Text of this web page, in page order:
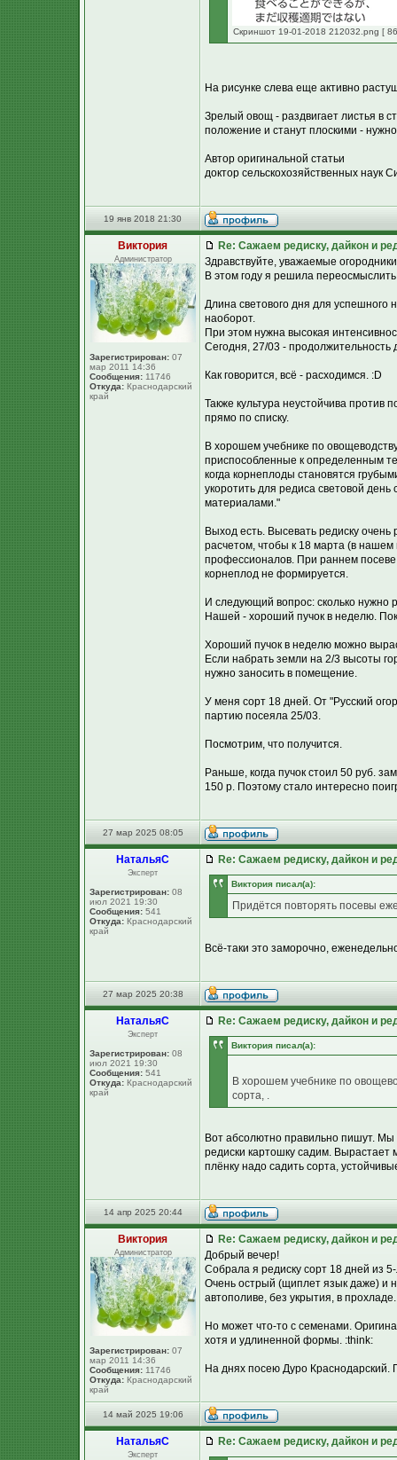
Скриншот 19-01-2018 212032.png [
На рисунке слева еще активно
Зрелый овощ - раздвигает листья в
положение и станут плоскими -
Автор оригинальной статьи
доктор сельскохозяйственных наук
19 янв 2018 21:30
Виктория
Администратор
Зарегистрирован: 07
мар 2011 14:36
Сообщения: 11746
Откуда: Краснодарский
край
Re: Сажаем редиску, дайкон и
Здравствуйте, уважаемые
В этом году я решила
Длина светового дня для успешного
наоборот.
При этом нужна высокая
Сегодня, 27/03 - продолжительность
Как говорится, всё - расходимся. :D
Также культура неустойчива против
прямо по списку.
В хорошем учебнике по
приспособленные к определенным
когда корнеплоды становятся
укоротить для редиса световой
материалами."
Выход есть. Высевать редиску
расчетом, чтобы к 18 марта (в
профессионалов. При раннем посеве
корнеплод не формируется.
И следующий вопрос: сколько нужно
Нашей - хороший пучок в неделю.
Хороший пучок в неделю можно
Если набрать земли на 2/3 высоты
нужно заносить в помещение.
У меня сорт 18 дней. От "Русский
партию посеяла 25/03.
Посмотрим, что получится.
Раньше, когда пучок стоил 50 руб.
150 р. Поэтому стало интересно
27 мар 2025 08:05
НатальяС
Эксперт
Зарегистрирован: 08
июл 2021 19:30
Сообщения: 541
Откуда: Краснодарский
край
Re: Сажаем редиску, дайкон и
Виктория писал(а):
Придётся повторять посевы
Всё-таки это заморочно,
27 мар 2025 20:38
НатальяС
Эксперт
Зарегистрирован: 08
июл 2021 19:30
Сообщения: 541
Откуда: Краснодарский
край
Re: Сажаем редиску, дайкон и
Виктория писал(а):
В хорошем учебнике по
сорта, .
Вот абсолютно правильно пишут. Мы
редиски картошку садим. Вырастает
плёнку надо садить сорта,
14 апр 2025 20:44
Виктория
Администратор
Зарегистрирован: 07
мар 2011 14:36
Сообщения: 11746
Откуда: Краснодарский
край
Re: Сажаем редиску, дайкон и
Добрый вечер!
Собрала я редиску сорт 18 дней из
Очень острый (щиплет язык даже) и
автополиве, без укрытия, в прохладе.
Но может что-то с семенами.
хотя и удлиненной формы. :think:
На днях посею Дуро Краснодарский.
14 май 2025 19:06
НатальяС
Эксперт
Re: Сажаем редиску, дайкон и